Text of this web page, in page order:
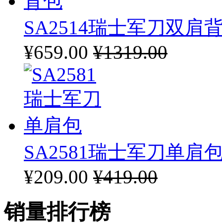
SA2514瑞士军刀双肩
¥659.00 ¥1319.00
SA2581瑞士军刀单肩
¥209.00 ¥419.00
销量排行榜